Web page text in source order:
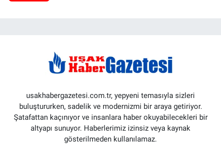
usakhabergazetesi.com.tr, yepyeni temasıyla sizleri
buluştururken, sadelik ve modernizmi bir araya getiriyor.
Şatafattan kaçınıyor ve insanlara haber okuyabilecekleri bir
altyapı sunuyor. Haberlerimiz izinsiz veya kaynak
gösterilmeden kullanılamaz.